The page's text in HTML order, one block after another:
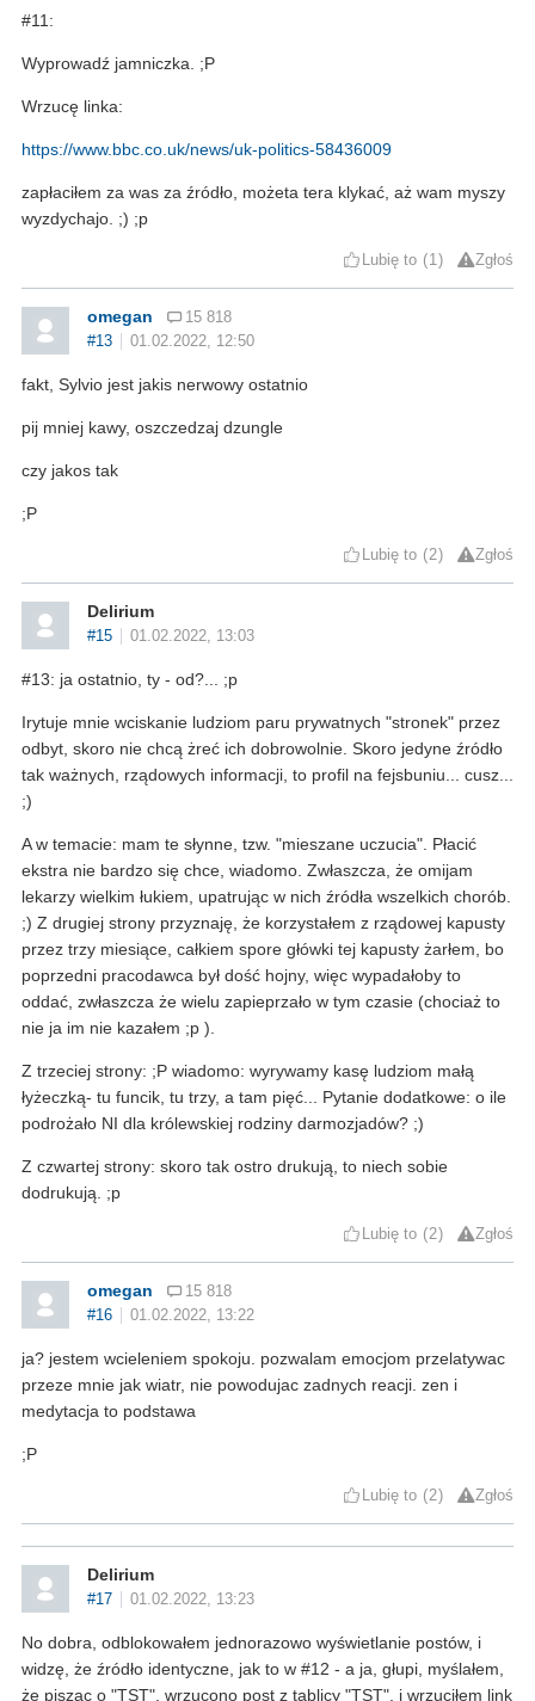
#11:
Wyprowadź jamniczka. ;P
Wrzucę linka:
https://www.bbc.co.uk/news/uk-politics-58436009
zapłaciłem za was za źródło, możeta tera klykać, aż wam myszy
wyzdychajo. ;) ;p
Lubię to 1 Zgłoś
omegan
15 818
#13
01.02.2022, 12:50
fakt, Sylvio jest jakis nerwowy ostatnio
pij mniej kawy, oszczedzaj dzungle
czy jakos tak
;P
Lubię to 2 Zgłoś
Delirium
#15 01.02.2022, 13:03
#13: ja ostatnio, ty - od?... ;p
Irytuje mnie wciskanie ludziom paru prywatnych "stronek" przez
odbyt, skoro nie chcą żreć ich dobrowolnie. Skoro jedyne źródło
tak ważnych, rządowych informacji, to profil na fejsbuniu... cusz...
;)
A w temacie: mam te słynne, tzw. "mieszane uczucia". Płacić
ekstra nie bardzo się chce, wiadomo. Zwłaszcza, że omijam
lekarzy wielkim łukiem, upatrując w nich źródła wszelkich chorób.
;) Z drugiej strony przyznaję, że korzystałem z rządowej kapusty
przez trzy miesiące, całkiem spore główki tej kapusty żarłem, bo
poprzedni pracodawca był dość hojny, więc wypadałoby to
oddać, zwłaszcza że wielu zapieprzało w tym czasie (chociaż to
nie ja im nie kazałem ;p ).
Z trzeciej strony: ;P wiadomo: wyrywamy kasę ludziom małą
łyżeczką- tu funcik, tu trzy, a tam pięć... Pytanie dodatkowe: o ile
podrożało NI dla królewskiej rodziny darmozjadów? ;)
Z czwartej strony: skoro tak ostro drukują, to niech sobie
dodrukują. ;p
Lubię to 2 Zgłoś
omegan
15 818
#16
01.02.2022, 13:22
ja? jestem wcieleniem spokoju. pozwalam emocjom przelatywac
przeze mnie jak wiatr, nie powodujac zadnych reacji. zen i
medytacja to podstawa
;P
Lubię to 2 Zgłoś
Delirium
#17 01.02.2022, 13:23
No dobra, odblokowałem jednorazowo wyświetlanie postów, i
widzę, że źródło identyczne, jak to w #12 - a ja, głupi, myślałem,
że pisząc o "TST", wrzucono post z tablicy "TST", i wrzuciłem link